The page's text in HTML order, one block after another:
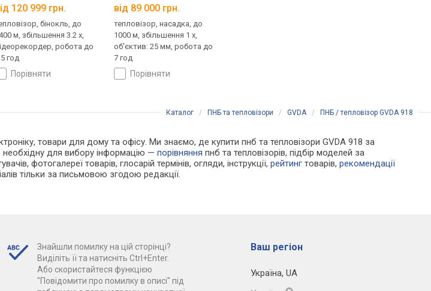
120 999 грн.
бінокль, до
м, збільшення 3.2 x,
робота до
год
порівняти
від 89 000 грн.
тепловізор, насадка, до
1000 м, збільшення 1 x,
об'єктив: 25 мм, робота до
7 год
порівняти
Каталог / ПНБ та тепловізори / GVDA/ ПНБ / тепловізор GVDA 918
товари для дому та офісу. Ми знаємо, де купити пнб та тепловізори GVDA 918 за
для вибору інформацію —порівняння пнб та тепловізорів, підбір моделей за
фотогалереї товарів, глосарій термінів, огляди, інструкції,рейтинг товарів,рекомендації
тільки за письмовою згодою редакції.
Знайшли помилку на цій сторінці?
Виділіть її та натисніть Ctrl+Enter.
Або скористайтеся функцією
"Повідомити про помилку в описі" під
Ваш регіон
Україна, UA